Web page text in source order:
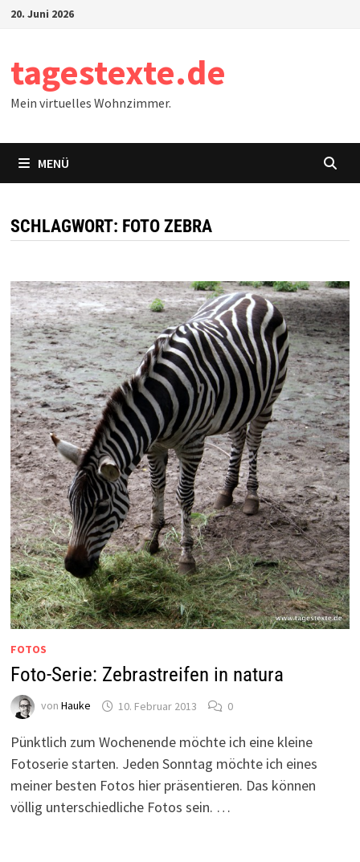
Zum20. Juni 2026
tagestexte.de
Mein virtuelles Wohnzimmer.
MENÜ
SCHLAGWORT: FOTO ZEBRA
FOTOS
Foto-Serie: Zebrastreifen in natura
von Hauke 10. Februar 2013 0
Pünktlich zum Wochenende möchte ich eine kleine
Fotoserie starten. Jeden Sonntag möchte ich eines
meiner besten Fotos hier präsentieren. Das können
völlig unterschiedliche Fotos sein. …